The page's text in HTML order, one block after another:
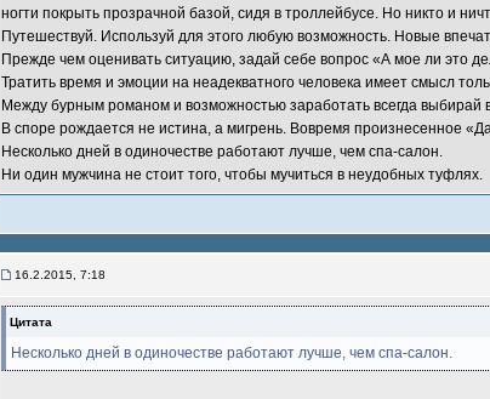
ногти покрыть прозрачной базой, сидя в троллейбусе. Но никто и
Путешествуй. Используй для этого любую возможность. Новые
Прежде чем оценивать ситуацию, задай себе вопрос «А мое ли это
Тратить время и эмоции на неадекватного человека имеет смысл
Между бурным романом и возможностью заработать всегда выбирай
В споре рождается не истина, а мигрень. Вовремя произнесенное
Несколько дней в одиночестве работают лучше, чем спа-салон.
Ни один мужчина не стоит того, чтобы мучиться в неудобных туфлях.
16.2.2015, 7:18
Цитата
Несколько дней в одиночестве работают лучше, чем спа-салон.